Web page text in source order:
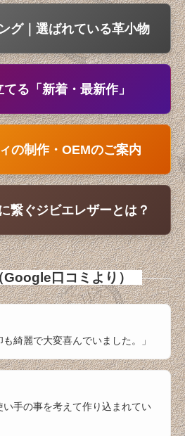
グ｜選ばれている革小物
る「新着・最新作」
の制作・OEMのご案内
繋ぐジビエレザーとは？
口コミより）
も綺麗で大変喜んでいました。」
い手の事を考えて作り込まれてい